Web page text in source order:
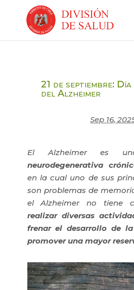
21 de septiembre:
del Alzheimer
Sep 16,
El Alzheimer es
neurodegenerativa
en la cual uno de sus
son problemas de
el Alzheimer no tiene
realizar diversas
frenar el desarrollo de
promover una mayor